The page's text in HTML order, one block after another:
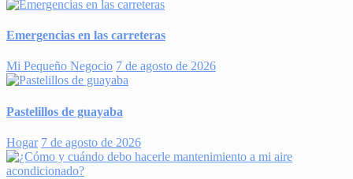
Emergencias en las carreteras
Mi Pequeño Negocio 7 de agosto de 2026
Pastelillos de guayaba
Hogar 7 de agosto de 2026